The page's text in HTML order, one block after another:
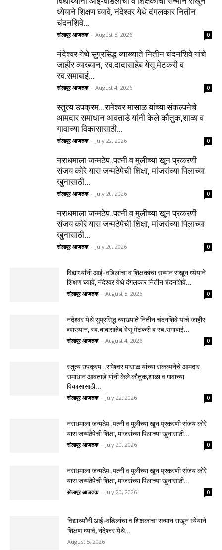
ध्येयाने शिक्षण घ्यावे, नंदेश्वर येथे दंगलकार नितीन
चंदनशिवे...
सोलापूर आजतक - August 5, 2026 0
नंदेश्वर येथे सुप्रसिद्ध व्याख्याते नितीन चंदनशिवे यांचे
जाहीर व्याख्यान, स्व.दादासाहेब येसू मेटकरी व
स्व.समाबाई...
सोलापूर आजतक - August 4, 2026 0
स्तुत्य उपक्रम…रामेश्वर मासाळ यांच्या संकल्पनेचे
आमदार समाधान आवताडे यांनी केले कौतुक,शाळा व
गावाच्या विकासासाठी...
सोलापूर आजतक - July 22, 2026 0
नराधमाला जन्मठेप..पत्नी व मुलीच्या खून प्रकरणी
संजय कोरे यास जन्मठेपेची शिक्षा, मांजरांच्या पिलाच्या
खुनासाठी...
सोलापूर आजतक - July 20, 2026 0
नराधमाला जन्मठेप..पत्नी व मुलीच्या खून प्रकरणी
संजय कोरे यास जन्मठेपेची शिक्षा, मांजरांच्या पिलाच्या
खुनासाठी...
सोलापूर आजतक - July 20, 2026 0
विद्यार्थ्यांनी आई-वडिलांचा व शिक्षकांचा सन्मान राखून ध्येयाने
शिक्षण घ्यावे, नंदेश्वर येथे दंगलकार नितीन चंदनशिवे...
सोलापूर आजतक - August 5, 2026 0
नंदेश्वर येथे सुप्रसिद्ध व्याख्याते नितीन चंदनशिवे यांचे जाहीर
व्याख्यान, स्व.दादासाहेब येसू मेटकरी व स्व.समाबाई...
सोलापूर आजतक - August 4, 2026 0
स्तुत्य उपक्रम…रामेश्वर मासाळ यांच्या संकल्पनेचे आमदार
समाधान आवताडे यांनी केले कौतुक,शाळा व गावाच्या
विकासासाठी...
सोलापूर आजतक - July 22, 2026 0
नराधमाला जन्मठेप..पत्नी व मुलीच्या खून प्रकरणी संजय कोरे
यास जन्मठेपेची शिक्षा, मांजरांच्या पिलाच्या खुनासाठी...
सोलापूर आजतक - July 20, 2026 0
नराधमाला जन्मठेप..पत्नी व मुलीच्या खून प्रकरणी संजय कोरे
यास जन्मठेपेची शिक्षा, मांजरांच्या पिलाच्या खुनासाठी...
सोलापूर आजतक - July 20, 2026 0
विद्यार्थ्यांनी आई-वडिलांचा व शिक्षकांचा सन्मान राखून ध्येयाने
शिक्षण घ्यावे, नंदेश्वर येथे...
August 5, 2026